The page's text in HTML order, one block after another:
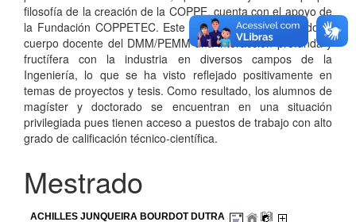
filosofía de la creación de la COPPE, cuenta con el apoyo de
la Fundación COPPETEC. Este ambiente le ha permitido al
cuerpo docente del DMM/PEMM una interacción profunda y
fructífera con la industria en diversos campos de la
Ingeniería, lo que se ha visto reflejado positivamente en
temas de proyectos y tesis. Como resultado, los alumnos de
magíster y doctorado se encuentran en una situación
privilegiada pues tienen acceso a puestos de trabajo con alto
grado de calificación técnico-científica.
Mestrado